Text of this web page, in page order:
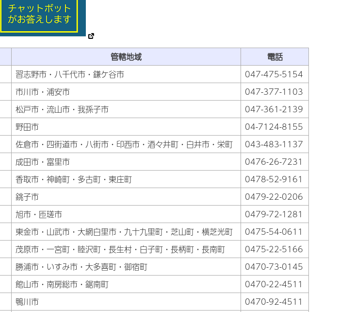
管轄地域
電話
習志野市・八千代市・鎌ケ谷市
047-475-5154
市川市・浦安市
047-377-1103
松戸市・流山市・我孫子市
047-361-2139
野田市
04-7124-8155
佐倉市・四街道市・八街市・印西市・酒々井町・白井市・栄町
043-483-1137
成田市・富里市
0476-26-7231
香取市・神崎町・多古町・東庄町
0478-52-9161
銚子市
0479-22-0206
旭市・匝瑳市
0479-72-1281
東金市・山武市・大網白里市・九十九里町・芝山町・横芝光町
0475-54-0611
茂原市・一宮町・睦沢町・長生村・白子町・長柄町・長南町
0475-22-5166
勝浦市・いすみ市・大多喜町・御宿町
0470-73-0145
館山市・南房総市・鋸南町
0470-22-4511
鴨川市
0470-92-4511